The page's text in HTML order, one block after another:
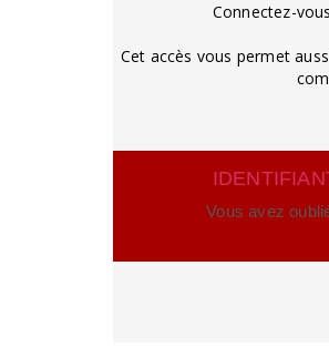
Connectez-
Cet accès vous permet
Vous avez